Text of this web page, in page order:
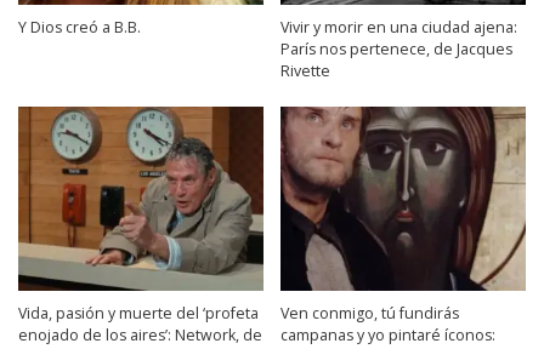
Y Dios creó a B.B.
Vivir y morir en una ciudad ajena:
París nos pertenece, de Jacques
Rivette
Vida, pasión y muerte del ‘profeta
enojado de los aires’: Network, de
Ven conmigo, tú fundirás
campanas y yo pintaré íconos: